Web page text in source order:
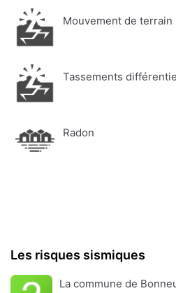
Mouvement de terrain
Tassements
Radon
Les risques sismiques
La commune de